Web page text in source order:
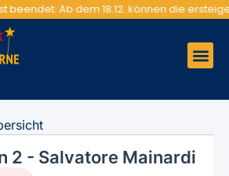
beendet. Ab dem 18.12. können die
2 - Salvatore Mainardi